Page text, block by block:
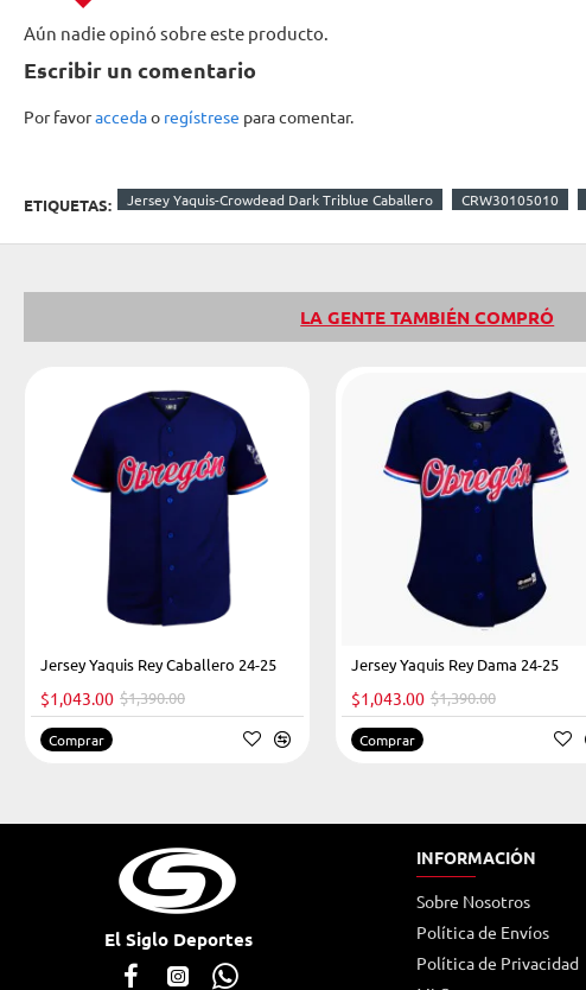
Aún nadie opinó sobre este producto.
Escribir un comentario
Por favoraccedao regístrese para comentar.
ETIQUETAS: Jersey Yaquis-Crowdead Dark Triblue Caballero CRW30105010
LA GENTE TAMBIÉN COMPRÓ
HOT
Jersey Yaquis Rey Caballero 24-25
$1,043.00 $1,390.00
Comprar
Jersey Yaquis Rey Dama 24-25
$1,043.00 $1,390.00
Comprar
El Siglo Deportes
INFORMACIÓN
Sobre Nosotros
Política de Envíos
Política de Privacidad